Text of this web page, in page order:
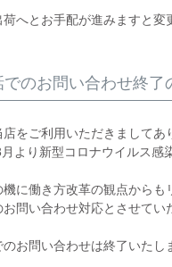
へとお手配が進みますと変
でのお問い合わせ終了
店をご利用いただきましてあ
より新型コロナウイルス感
機に働き方改革の観点から
問い合わせ対応とさせてい
のお問い合わせは終了いた